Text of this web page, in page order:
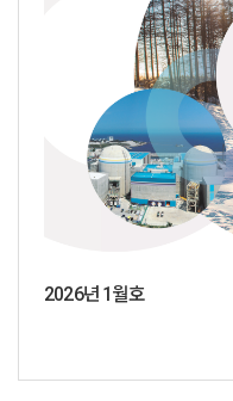
2026년 1월호